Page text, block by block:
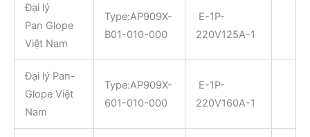
Đại lý
Pan Glope
Việt Nam
Type:AP909X-
B01-010-000
E-1P-
220V125A-1
Đại lý Pan-
Glope Việt
Nam
Type:AP909X-
601-010-000
E-1P-
220V160A-1